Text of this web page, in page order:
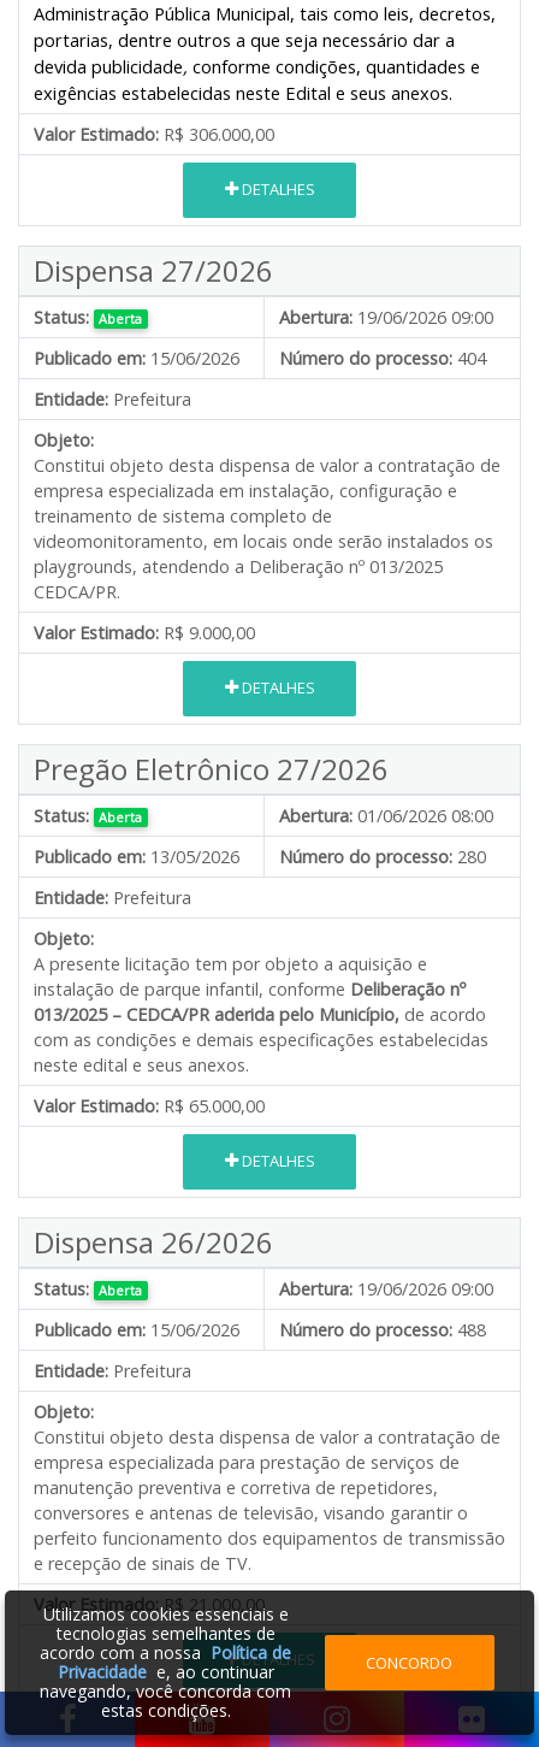
Administração Pública Municipal, tais como leis, decretos,
portarias, dentre outros a que seja necessário dar a
devida publicidade, conforme condições, quantidades e
exigências estabelecidas neste Edital e seus anexos.
Valor Estimado: R$ 306.000,00
DETALHES
Dispensa 27/2026
Status: Aberta Abertura: 19/06/2026 09:00
Publicado em: 15/06/2026 Número do processo: 404
Entidade: Prefeitura
Objeto:
Constitui objeto desta dispensa de valor a contratação de
empresa especializada em instalação, configuração e
treinamento de sistema completo de
videomonitoramento, em locais onde serão instalados os
playgrounds, atendendo a Deliberação nº 013/2025
CEDCA/PR.
Valor Estimado: R$ 9.000,00
DETALHES
Pregão Eletrônico 27/2026
Status: Aberta Abertura: 01/06/2026 08:00
Publicado em: 13/05/2026 Número do processo: 280
Entidade: Prefeitura
Objeto:
A presente licitação tem por objeto a aquisição e
instalação de parque infantil, conforme Deliberação nº
013/2025 – CEDCA/PR aderida pelo Município, de acordo
com as condições e demais especificações estabelecidas
neste edital e seus anexos.
Valor Estimado: R$ 65.000,00
DETALHES
Dispensa 26/2026
Status: Aberta Abertura: 19/06/2026 09:00
Publicado em: 15/06/2026 Número do processo: 488
Entidade: Prefeitura
Objeto:
Constitui objeto desta dispensa de valor a contratação de
empresa especializada para prestação de serviços de
manutenção preventiva e corretiva de repetidores,
conversores e antenas de televisão, visando garantir o
perfeito funcionamento dos equipamentos de transmissão
e recepção de sinais de TV.
Valor Estimado:R$ 21.000,00
DETALHES
Utilizamos cookies essenciais e
tecnologias semelhantes de
acordo com a nossa Política de
Privacidadee, ao continuar
navegando, você concorda com
estas condições.
CONCORDO